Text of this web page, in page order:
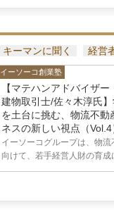
キーマンに聞く 経営
イーソーコ創業塾
【マテハンアドバイザー
建物取引士/佐々木淳氏
を土台に挑む、物流不動
ネスの新しい視点（Vol.4
イーソーコグループは、物
向けて、若手経営人財の育成